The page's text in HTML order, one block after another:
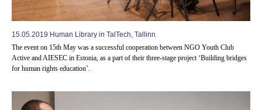
15.05.2019 Human Library in TalTech, Tallinn
The event on 15th May was a successful cooperation between NGO Youth Club
Active and AIESEC in Estonia, as a part of their three-stage project ‘Building bridges
for human rights education’.